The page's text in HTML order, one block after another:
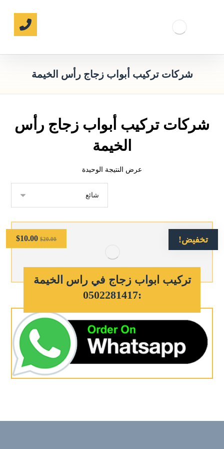
شركات تركيب أبواب زجاج رأس الخيمة
شركات تركيب أبواب زجاج رأس
الخيمة
عرض النتيجة الوحيدة
تخفيض!
تركيب ابواب زجاج في راس الخيمة
:0502281417
$20.00
$10.00